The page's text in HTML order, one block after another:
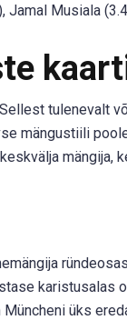
Jamal Musiala
tulenevalt
mängustiili
mängija,
karistusalas
üks